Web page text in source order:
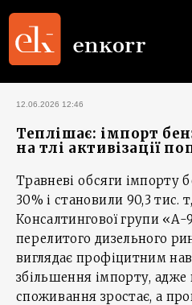
12.06.2026 12:46
Теплішає: імпорт
на тлі активізації
Травневі обсяги імпорту
30% і становили 90,3 тис.
Консалтингової групи «А-
перелитого дизельного
виглядає профіцитним
збільшення імпорту, адже
споживання зростає, а